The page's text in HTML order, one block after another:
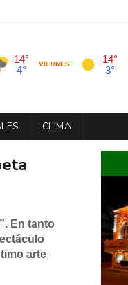
CLIMA
En tanto
arte